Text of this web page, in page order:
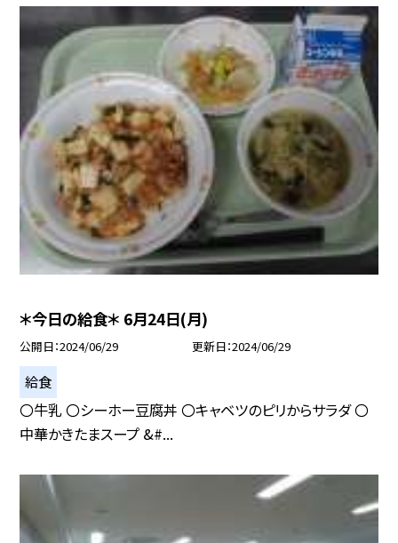
＊今日の給食＊ 6月24日(月)
公開日 2024/06/29 更新日 2024/06/29
給食
〇牛乳 〇シーホー豆腐丼 〇キャベツのピリからサラダ 〇
中華かきたまスープ &#...